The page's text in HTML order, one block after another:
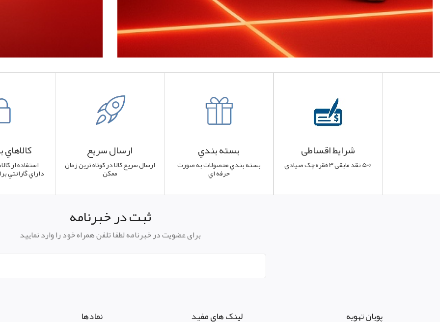
شرایط اقساطی
50% نقد مابقی 3 فقره چک صیادی
بسته بندي
بسته بندي محصولات به صورت
حرفه اي
ارسال سريع
ارسال سريع کالا در کوتاه ترين زمان
ممکن
استفاده از
داراي گارانتي
ثبت در خبرنامه
برای عضویت در خبرنامه لطفا تلفن همراه خود را وارد نمایید
پويان تهويه لینک های مفید نمادها